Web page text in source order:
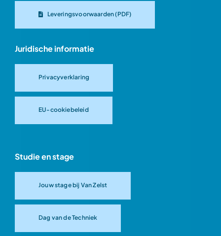
Leveringsvoorwaarden (PDF)
Juridische informatie
Privacyverklaring
EU-cookiebeleid
Studie en stage
Jouw stage bij Van Zelst
Dag van de Techniek